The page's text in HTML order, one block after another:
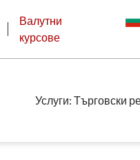
Валутни
курсове
Услуги: Търговски